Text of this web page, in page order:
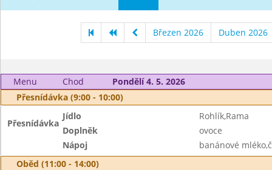
Březen 2026 Duben 2026
Menu Chod
Pondělí 4. 5. 2026
Přesnídávka (9:00 - 10:00)
Přesnídávka
Jídlo
Rohlík,Rama
Doplněk
ovoce
Nápoj
banánové
Oběd (11:00 - 14:00)